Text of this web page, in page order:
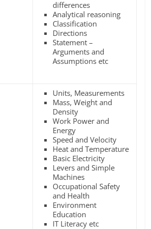
differences
Analytical reasoning
Classification
Directions
Statement –
Arguments and
Assumptions etc
Units, Measurements
Mass, Weight and
Density
Work Power and
Energy
Speed and Velocity
Heat and Temperature
Basic Electricity
Levers and Simple
Machines
Occupational Safety
and Health
Environment
Education
IT Literacy etc